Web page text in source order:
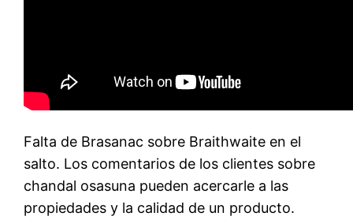
Falta de Brasanac sobre Braithwaite en el
salto. Los comentarios de los clientes sobre
chandal osasuna pueden acercarle a las
propiedades y la calidad de un producto.